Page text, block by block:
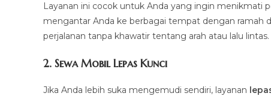
Layanan ini cocok untuk Anda yang ingin menikmati
mengantar Anda ke berbagai tempat dengan ramah
perjalanan tanpa khawatir tentang arah atau lalu lintas.
2. Sewa Mobil Lepas Kunci
Jika Anda lebih suka mengemudi sendiri, layanan